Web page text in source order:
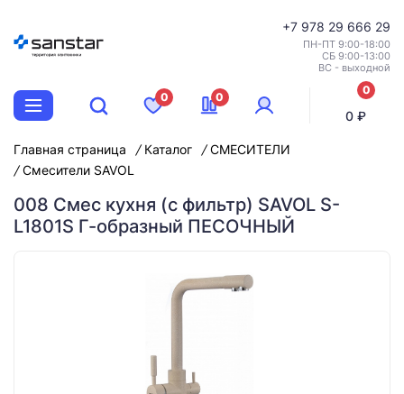
+7 978 29 666 29
ПН-ПТ 9:00-18:00
СБ 9:00-13:00
ВС - выходной
0 0
0
позиций
0 ₽
Главная страница Каталог
СМЕСИТЕЛИ
Смесители SAVOL
008 Смес кухня (с фильтр) SAVOL S-
L1801S Г-образный ПЕСОЧНЫЙ